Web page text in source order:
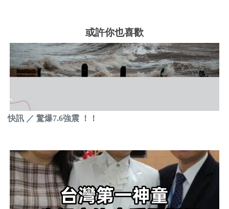
或許你也喜歡
快訊 ／ 驚爆7.6強震 ！！